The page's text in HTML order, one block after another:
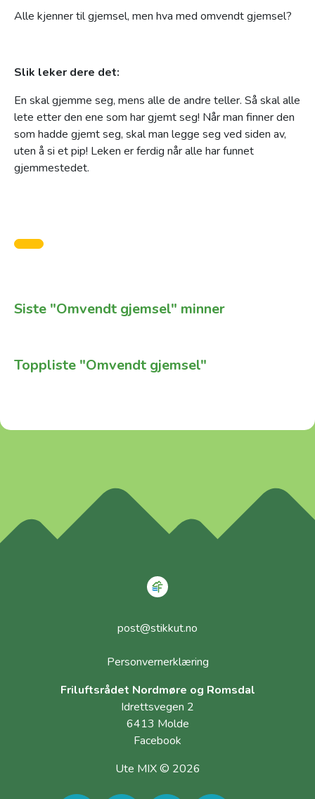
Alle kjenner til gjemsel, men hva med omvendt gjemsel?
Slik leker dere det:
En skal gjemme seg, mens alle de andre teller. Så skal alle
lete etter den ene som har gjemt seg! Når man finner den
som hadde gjemt seg, skal man legge seg ved siden av,
uten å si et pip! Leken er ferdig når alle har funnet
gjemmestedet.
Siste "Omvendt gjemsel" minner
Toppliste "Omvendt gjemsel"
post@stikkut.no
Personvernerklæring
Friluftsrådet Nordmøre og Romsdal
Idrettsvegen 2
6413 Molde
Facebook
Ute MIX © 2026